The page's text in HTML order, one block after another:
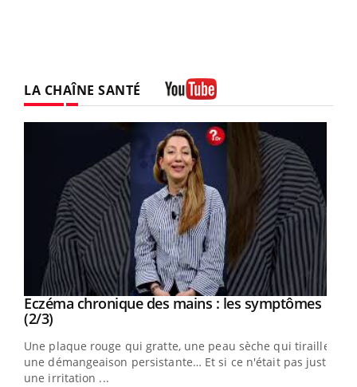
LA CHAÎNE SANTÉ
Youtube
Eczéma chronique des mains : les symptômes
(2/3)Youtube
Une plaque rouge qui gratte, une peau sèche qui tiraille,
une démangeaison persistante… Et si ce n'était pas juste
une irritation ...